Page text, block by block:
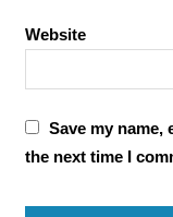
Website
Save my name,
the next time I